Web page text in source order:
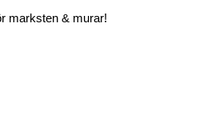
marksten & murar!